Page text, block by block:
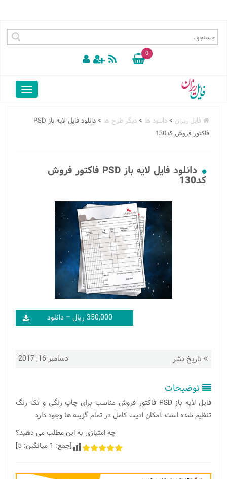
0
فایل ریزان >دانلود ها >دیگر طرح ها >
دانلود فایل لایه باز PSD
فاکتور فروش کد130
دانلود فایل لایه باز PSD فاکتور فروش
کد130
350,000 ریال – دانلود
تاریخ نشر دسامبر 16, 2017
توضیحات
فایل لایه باز PSD فاکتور فروش مناسب برای چاپ رنگی و تک رنگ
تنظیم شده است .امکان ادیت کامل در تمام گزینه ها وجود دارد
چه امتیازی به این مطلب می دهید؟
[جمع: 1 میانگین: 5
]